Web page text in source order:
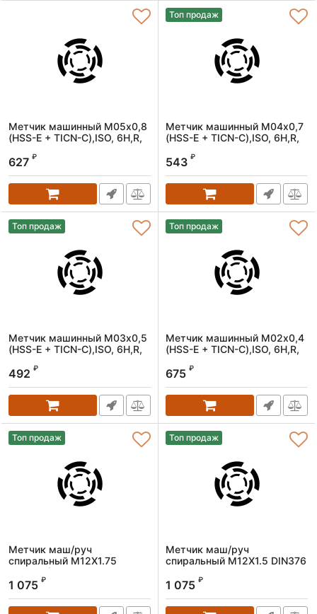
Метчик машинный M05х0,8
(HSS-E + TICN-C),ISO, 6H,R,
Артикул:
627 ₽
Топ продаж
Метчик машинный M04х0,7
(HSS-E + TICN-C),ISO, 6H,R,
Артикул:
543 ₽
Топ продаж
Метчик машинный M03х0,5
(HSS-E + TICN-C),ISO, 6H,R,
Артикул:
492 ₽
Топ продаж
Метчик машинный M02х0,4
(HSS-E + TICN-C),ISO, 6H,R,
Артикул:
675 ₽
Топ продаж
Метчик маш/руч
спиральный M12X1.75
DIN376 (HSS-Co)
Артикул:
1 075 ₽
Топ продаж
Метчик маш/руч
спиральный M12X1.5 DIN376
Артикул:
1 075 ₽